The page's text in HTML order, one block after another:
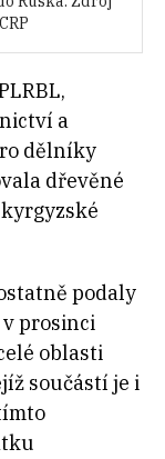
a
dělníky
dřevěné
podaly
prosinci
oblasti
součástí je i